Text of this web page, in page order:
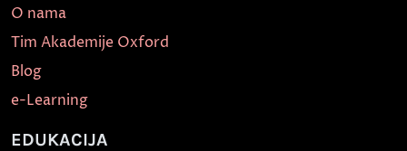
O nama
Tim Akademije Oxford
Blog
e-Learning
EDUKACIJA